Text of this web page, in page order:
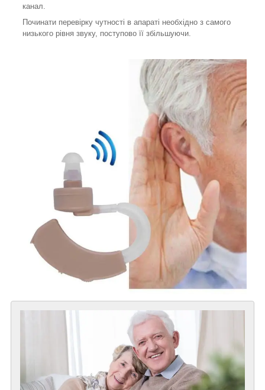
канал.
Починати перевірку чутності в апараті необхідно з самого
низького рівня звуку, поступово її збільшуючи.